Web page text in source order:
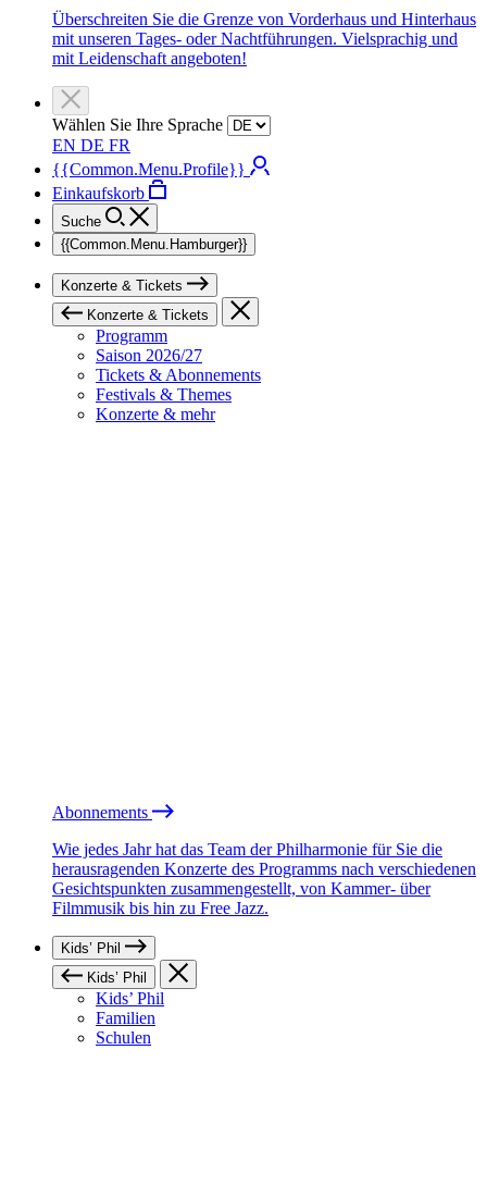
Überschreiten Sie die Grenze von Vorderhaus und Hinterhaus
mit unseren Tages- oder Nachtführungen. Vielsprachig und
mit Leidenschaft angeboten!
Wählen Sie Ihre Sprache
EN DE FR
{{Common.Menu.Profile}}
Einkaufskorb
Suche
{{Common.Menu.Hamburger}}
Konzerte & Tickets
Konzerte & Tickets
Programm
Saison 2026/27
Tickets & Abonnements
Festivals & Themes
Konzerte & mehr
Abonnements
Wie jedes Jahr hat das Team der Philharmonie für Sie die
herausragenden Konzerte des Programms nach verschiedenen
Gesichtspunkten zusammengestellt, von Kammer- über
Filmmusik bis hin zu Free Jazz.
Kids’ Phil
Kids’ Phil
Kids’ Phil
Familien
Schulen